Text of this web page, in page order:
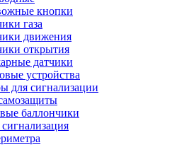
кнопки
газа
движения
открытия
датчики
устройства
для сигнализации
баллончики